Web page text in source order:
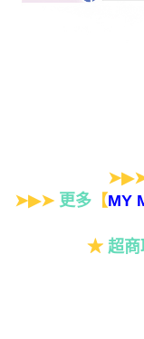
➤▶➤ 更多 【MY
★ 超商